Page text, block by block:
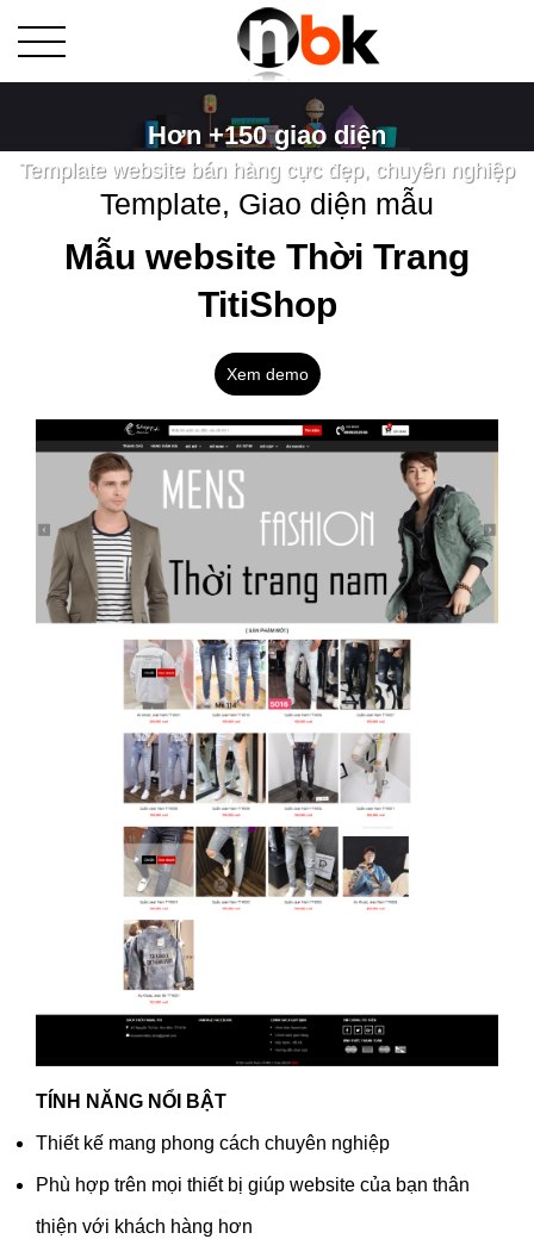
Hơn +150 giao diện
Template website bán hàng cực đẹp, chuyên nghiệp
Template, Giao diện mẫu
Mẫu website Thời Trang
TitiShop
Xem demo
TÍNH NĂNG NỔI BẬT
Thiết kế mang phong cách chuyên nghiệp
Phù hợp trên mọi thiết bị giúp website của bạn thân
thiện với khách hàng hơn